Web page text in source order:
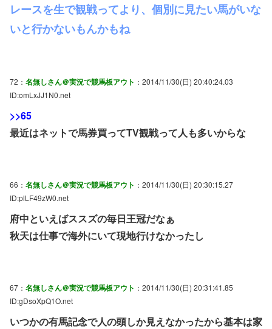
レースを生で観戦ってより、個別に見たい馬がいな
いと行かないもんかもね
72： 名無しさん＠実況で競馬板アウト ：2014/11/30(日) 20:40:24.03
ID:omLxJJ1N0.net
>>65
最近はネットで馬券買ってTV観戦って人も多いからな
66： 名無しさん＠実況で競馬板アウト ：2014/11/30(日) 20:30:15.27
ID:plLF49zW0.net
府中といえばススズの毎日王冠だなぁ
秋天は仕事で海外にいて現地行けなかったし
67： 名無しさん＠実況で競馬板アウト ：2014/11/30(日) 20:31:41.85
ID:gDsoXpQ1O.net
いつかの有馬記念で人の頭しか見えなかったから基本は家